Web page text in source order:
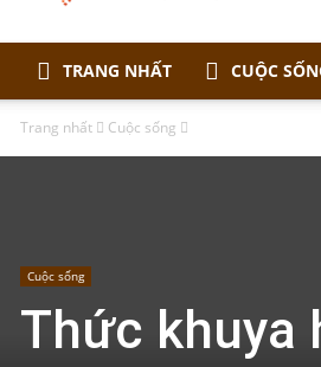
TRANG NHẤT CUỘC
Trang nhất Cuộc sống
Cuộc sống
Thức khuya